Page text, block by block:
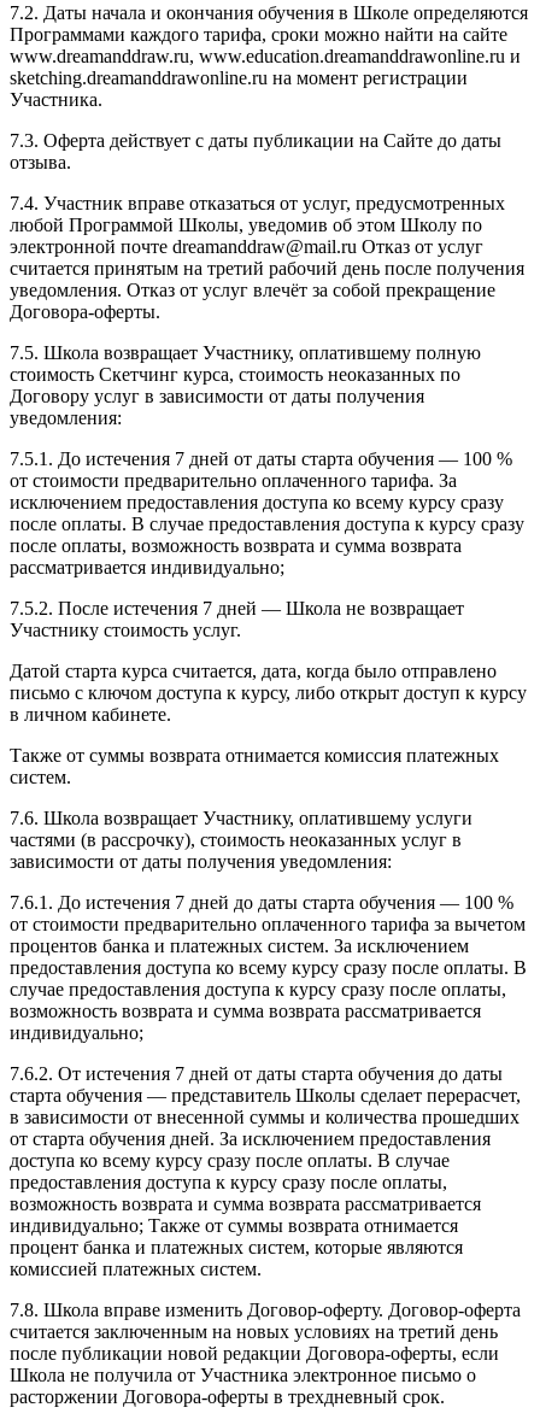
7.2. Даты начала и окончания обучения в Школе определяются
Программами каждого тарифа, сроки можно найти на сайте
www.dreamanddraw.ru, www.education.dreamanddrawonline.ru и
sketching.dreamanddrawonline.ru на момент регистрации
Участника.
7.3. Оферта действует с даты публикации на Сайте до даты
отзыва.
7.4. Участник вправе отказаться от услуг, предусмотренных
любой Программой Школы, уведомив об этом Школу по
электронной почте dreamanddraw@mail.ru Отказ от услуг
считается принятым на третий рабочий день после получения
уведомления. Отказ от услуг влечёт за собой прекращение
Договора-оферты.
7.5. Школа возвращает Участнику, оплатившему полную
стоимость Скетчинг курса, стоимость неоказанных по
Договору услуг в зависимости от даты получения
уведомления:
7.5.1. До истечения 7 дней от даты старта обучения — 100 %
от стоимости предварительно оплаченного тарифа. За
исключением предоставления доступа ко всему курсу сразу
после оплаты. В случае предоставления доступа к курсу сразу
после оплаты, возможность возврата и сумма возврата
рассматривается индивидуально;
7.5.2. После истечения 7 дней — Школа не возвращает
Участнику стоимость услуг.
Датой старта курса считается, дата, когда было отправлено
письмо с ключом доступа к курсу, либо открыт доступ к курсу
в личном кабинете.
Также от суммы возврата отнимается комиссия платежных
систем.
7.6. Школа возвращает Участнику, оплатившему услуги
частями (в рассрочку), стоимость неоказанных услуг в
зависимости от даты получения уведомления:
7.6.1. До истечения 7 дней до даты старта обучения — 100 %
от стоимости предварительно оплаченного тарифа за вычетом
процентов банка и платежных систем. За исключением
предоставления доступа ко всему курсу сразу после оплаты. В
случае предоставления доступа к курсу сразу после оплаты,
возможность возврата и сумма возврата рассматривается
индивидуально;
7.6.2. От истечения 7 дней от даты старта обучения до даты
старта обучения — представитель Школы сделает перерасчет,
в зависимости от внесенной суммы и количества прошедших
от старта обучения дней. За исключением предоставления
доступа ко всему курсу сразу после оплаты. В случае
предоставления доступа к курсу сразу после оплаты,
возможность возврата и сумма возврата рассматривается
индивидуально; Также от суммы возврата отнимается
процент банка и платежных систем, которые являются
комиссией платежных систем.
7.8. Школа вправе изменить Договор-оферту. Договор-оферта
считается заключенным на новых условиях на третий день
после публикации новой редакции Договора-оферты, если
Школа не получила от Участника электронное письмо о
расторжении Договора-оферты в трехдневный срок.